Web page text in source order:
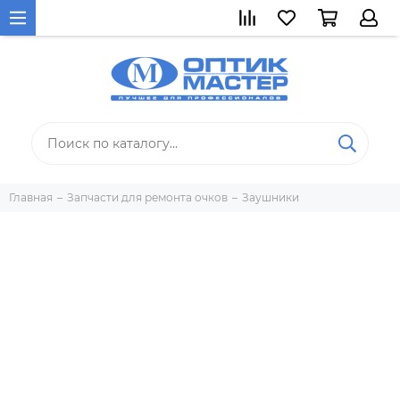
Главная Запчасти для ремонта очков Заушники